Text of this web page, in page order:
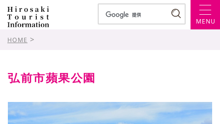
MENU
HOME >
弘前市蘋果公園